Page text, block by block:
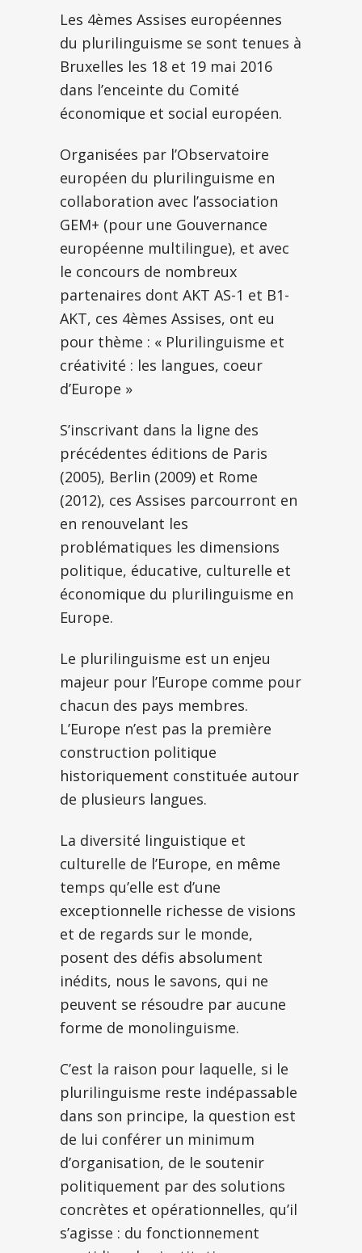
Les 4èmes Assises européennes
du plurilinguisme se sont tenues à
Bruxelles les 18 et 19 mai 2016
dans l’enceinte du Comité
économique et social européen.
Organisées par l’Observatoire
européen du plurilinguisme en
collaboration avec l’association
GEM+ (pour une Gouvernance
européenne multilingue), et avec
le concours de nombreux
partenaires dont AKT AS-1 et B1-
AKT, ces 4èmes Assises, ont eu
pour thème : « Plurilinguisme et
créativité : les langues, coeur
d’Europe »
S’inscrivant dans la ligne des
précédentes éditions de Paris
(2005), Berlin (2009) et Rome
(2012), ces Assises parcourront en
en renouvelant les
problématiques les dimensions
politique, éducative, culturelle et
économique du plurilinguisme en
Europe.
Le plurilinguisme est un enjeu
majeur pour l’Europe comme pour
chacun des pays membres.
L’Europe n’est pas la première
construction politique
historiquement constituée autour
de plusieurs langues.
La diversité linguistique et
culturelle de l’Europe, en même
temps qu’elle est d’une
exceptionnelle richesse de visions
et de regards sur le monde,
posent des défis absolument
inédits, nous le savons, qui ne
peuvent se résoudre par aucune
forme de monolinguisme.
C’est la raison pour laquelle, si le
plurilinguisme reste indépassable
dans son principe, la question est
de lui conférer un minimum
d’organisation, de le soutenir
politiquement par des solutions
concrètes et opérationnelles, qu’il
s’agisse : du fonctionnement